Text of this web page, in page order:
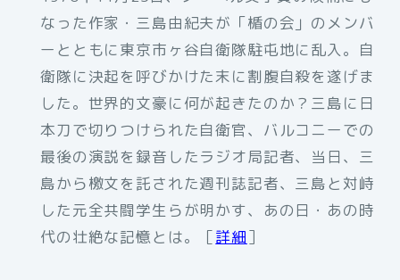
なった作家・三島由紀夫が「楯の会」のメンバ
ーとともに東京市ヶ谷自衛隊駐屯地に乱入。自
衛隊に決起を呼びかけた末に割腹自殺を遂げま
した。世界的文豪に何が起きたのか？三島に日
本刀で切りつけられた自衛官、バルコニーでの
最後の演説を録音したラジオ局記者、当日、三
島から檄文を託された週刊誌記者、三島と対峙
した元全共闘学生らが明かす、あの日・あの時
代の壮絶な記憶とは。［詳細］